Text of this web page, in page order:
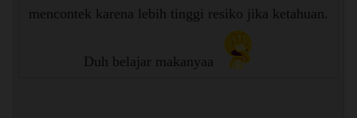
mencontek karena lebih tinggi resiko jika ketahuan.
Duh belajar makanyaa